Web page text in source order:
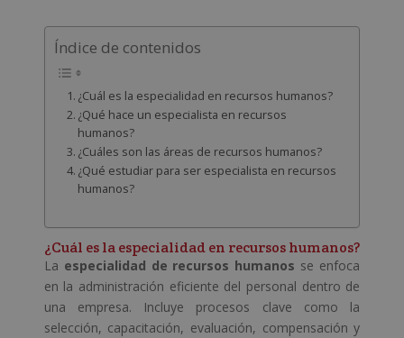
Índice de contenidos
¿Cuál es la especialidad en recursos humanos?
¿Qué hace un especialista en recursos
humanos?
¿Cuáles son las áreas de recursos humanos?
¿Qué estudiar para ser especialista en recursos
humanos?
¿Cuál es la especialidad en recursos humanos?
La especialidad de recursos humanos se enfoca
en la administración eficiente del personal dentro de
una empresa. Incluye procesos clave como la
selección, capacitación, evaluación, compensación y